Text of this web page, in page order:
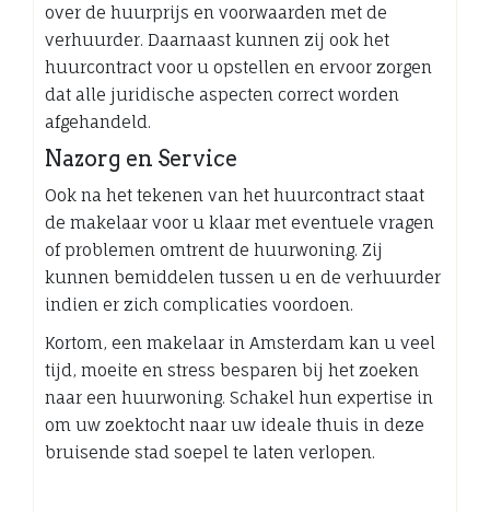
over de huurprijs en voorwaarden met de
verhuurder. Daarnaast kunnen zij ook het
huurcontract voor u opstellen en ervoor zorgen
dat alle juridische aspecten correct worden
afgehandeld.
Nazorg en Service
Ook na het tekenen van het huurcontract staat
de makelaar voor u klaar met eventuele vragen
of problemen omtrent de huurwoning. Zij
kunnen bemiddelen tussen u en de verhuurder
indien er zich complicaties voordoen.
Kortom, een makelaar in Amsterdam kan u veel
tijd, moeite en stress besparen bij het zoeken
naar een huurwoning. Schakel hun expertise in
om uw zoektocht naar uw ideale thuis in deze
bruisende stad soepel te laten verlopen.